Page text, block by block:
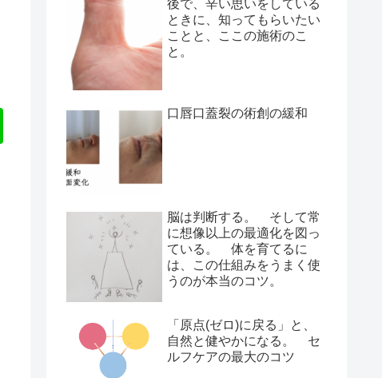
後で、辛い思いをしている
ときに、知ってもらいたい
ことと、ここの施術のこ
と。
口唇口蓋裂の術創の緩和
脳は判断する。 そして常
に想像以上の最適化を図っ
ている。 体を育てるに
は、この仕組みをうまく使
うのが本当のコツ。
「原点(ゼロ)に戻る」と、
自然と健やかになる。 セ
ルフケアの最大のコツ